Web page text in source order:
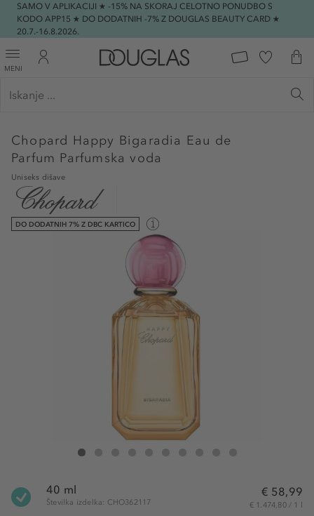
SAMO V APLIKACIJI ★ -15% NA SKORAJ CELOTNO PONUDBO S
KODO APP15 ★ DO DODATNIH -7% Z DOUGLAS BEAUTY CARD ★
20.7.-16.8.2026.
MENI
Chopard Happy Bigaradia Eau de
Parfum Parfumska voda
Uniseks dišave
DO DODATNIH 7% Z DBC KARTICO
Chopard Happy Bigaradia Eau de Parfum
40 ml
Številka izdelka: CHO362117
€ 58,99
€ 1.474,80 / 1 l